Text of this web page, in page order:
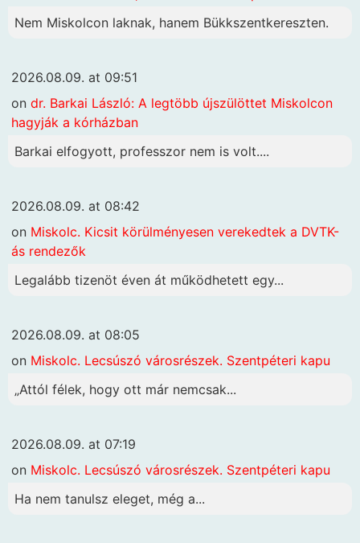
Nem Miskolcon laknak, hanem Bükkszentkereszten.
2026.08.09. at 09:51
on dr. Barkai László: A legtöbb újszülöttet Miskolcon
hagyják a kórházban
Barkai elfogyott, professzor nem is volt....
2026.08.09. at 08:42
on Miskolc. Kicsit körülményesen verekedtek a DVTK-
ás rendezők
Legalább tizenöt éven át működhetett egy...
2026.08.09. at 08:05
on Miskolc. Lecsúszó városrészek. Szentpéteri kapu
„Attól félek, hogy ott már nemcsak...
2026.08.09. at 07:19
on Miskolc. Lecsúszó városrészek. Szentpéteri kapu
Ha nem tanulsz eleget, még a...